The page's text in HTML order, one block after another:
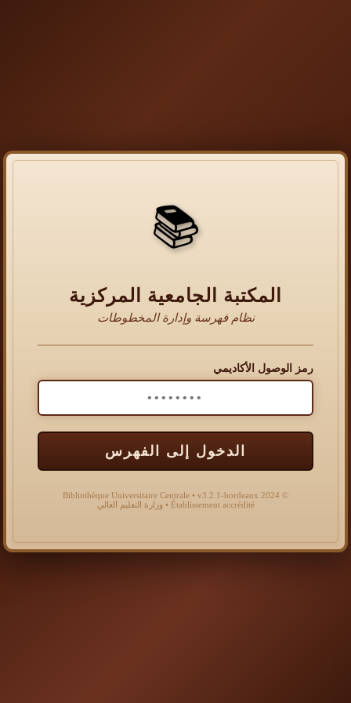
📚
المكتبة الجامعية المركزية
نظام فهرسة وإدارة المخطوطات
رمز الوصول الأكاديمي
الدخول إلى الفهرس
© 2024 Bibliothèque Universitaire Centrale • v3.2.1-bordeaux
Établissement accrédité • وزارة التعليم العالي